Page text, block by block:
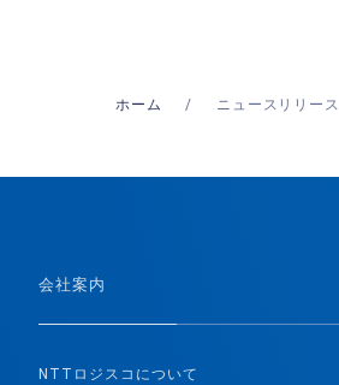
ホーム ニュースリリース
会社案内
NTTロジスコについて